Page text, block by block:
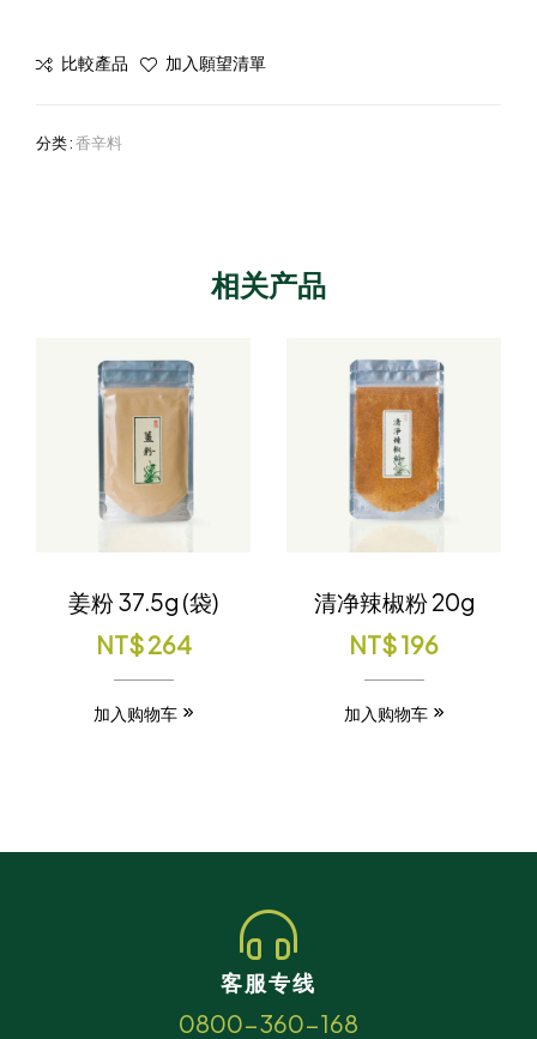
比較產品 加入願望清單
分类 :香辛料
相关产品
姜粉 37.5g (袋)
NT$264
加入购物车
清净辣椒粉 20g
NT$196
加入购物车
客服专线
0800-360-168